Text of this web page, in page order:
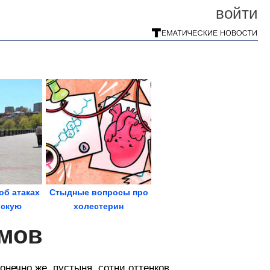
войти
атаках
Стыдные вопросы про
холестерин